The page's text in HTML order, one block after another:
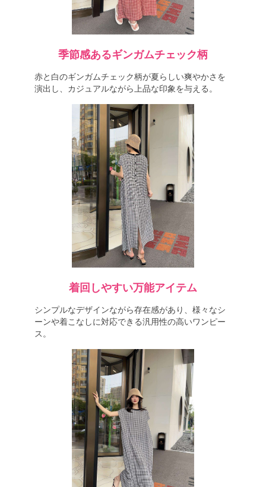
季節感あるギンガムチェック柄
赤と白のギンガムチェック柄が夏らしい爽やかさを
演出し、カジュアルながら上品な印象を与える。
着回しやすい万能アイテム
シンプルなデザインながら存在感があり、様々なシ
ーンや着こなしに対応できる汎用性の高いワンピー
ス。